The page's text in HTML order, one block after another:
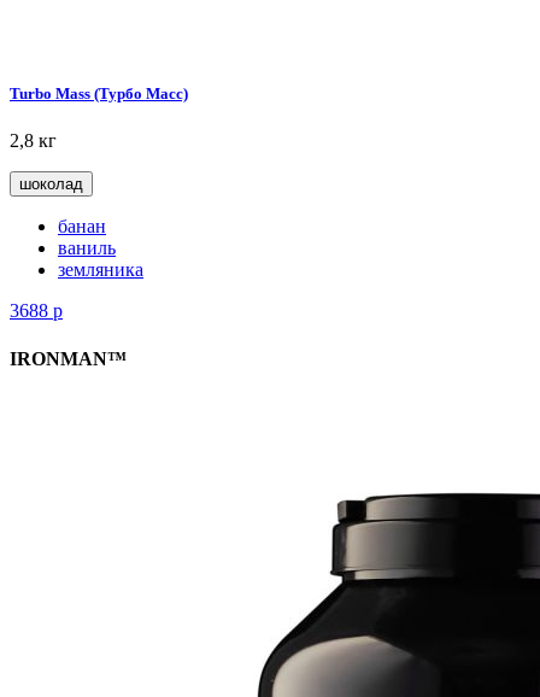
Turbo Mass (Турбо Масс)
2,8 кг
шоколад
банан
ваниль
земляника
3688 р
IRONMAN™